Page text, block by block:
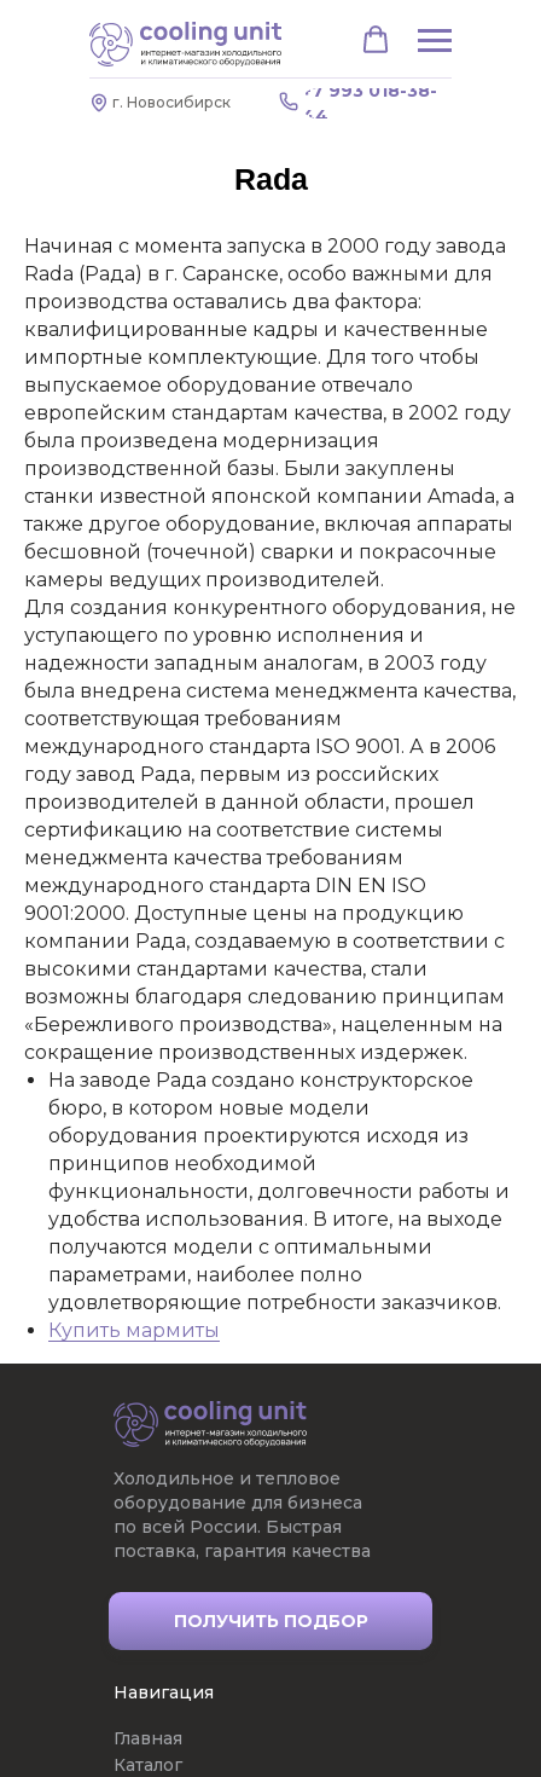
+7 994 854-51-
98
+7 993 018-38-
44
г. Новосибирск
ЗАКАЗАТЬ ЗВОНОК
Rada
Начиная с момента запуска в 2000 году завода
Rada (Рада) в г. Саранске, особо важными для
производства оставались два фактора:
квалифицированные кадры и качественные
импортные комплектующие. Для того чтобы
выпускаемое оборудование отвечало
европейским стандартам качества, в 2002 году
была произведена модернизация
производственной базы. Были закуплены
станки известной японской компании Amada, а
также другое оборудование, включая аппараты
бесшовной (точечной) сварки и покрасочные
камеры ведущих производителей.
Для создания конкурентного оборудования, не
уступающего по уровню исполнения и
надежности западным аналогам, в 2003 году
была внедрена система менеджмента качества,
соответствующая требованиям
международного стандарта ISO 9001. А в 2006
году завод Рада, первым из российских
производителей в данной области, прошел
сертификацию на соответствие системы
менеджмента качества требованиям
международного стандарта DIN EN ISO
9001:2000. Доступные цены на продукцию
компании Рада, создаваемую в соответствии с
высокими стандартами качества, стали
возможны благодаря следованию принципам
«Бережливого производства», нацеленным на
сокращение производственных издержек.
На заводе Рада создано конструкторское
бюро, в котором новые модели
оборудования проектируются исходя из
принципов необходимой
функциональности, долговечности работы и
удобства использования. В итоге, на выходе
получаются модели с оптимальными
параметрами, наиболее полно
удовлетворяющие потребности заказчиков.
Купить мармиты
Холодильное и тепловое
оборудование для бизнеса
по всей России. Быстрая
поставка, гарантия качества
ПОЛУЧИТЬ ПОДБОР
Главная
Каталог
Навигация